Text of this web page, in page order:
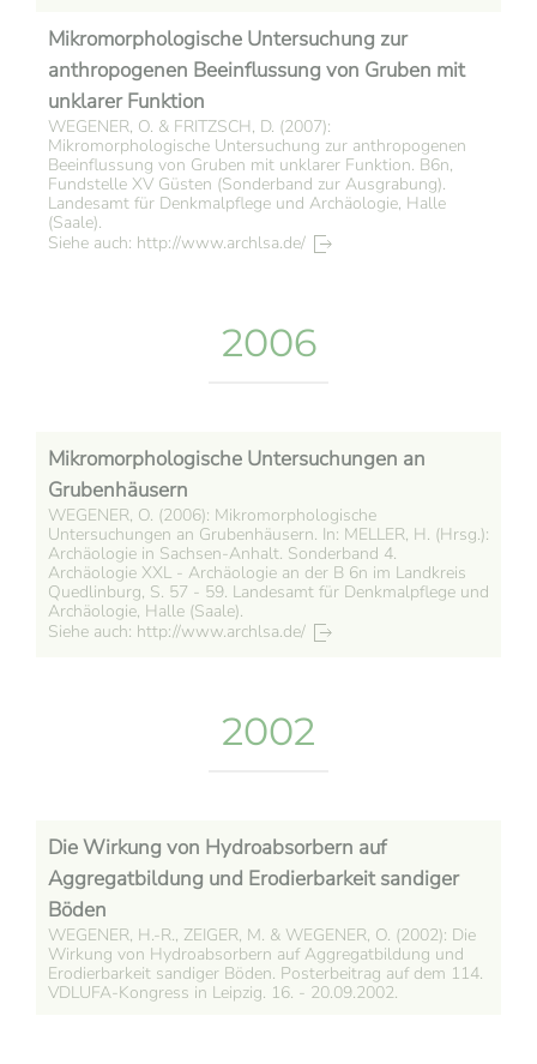
Mikromorphologische Untersuchung zur
anthropogenen Beeinflussung von Gruben mit
unklarer Funktion
WEGENER, O. & FRITZSCH, D. (2007):
Mikromorphologische Untersuchung zur anthropogenen
Beeinflussung von Gruben mit unklarer Funktion. B6n,
Fundstelle XV Güsten (Sonderband zur Ausgrabung).
Landesamt für Denkmalpflege und Archäologie, Halle
(Saale).
Siehe auch: http://www.archlsa.de/
2006
Mikromorphologische Untersuchungen an
Grubenhäusern
WEGENER, O. (2006): Mikromorphologische
Untersuchungen an Grubenhäusern. In: MELLER, H. (Hrsg.):
Archäologie in Sachsen-Anhalt. Sonderband 4.
Archäologie XXL - Archäologie an der B 6n im Landkreis
Quedlinburg, S. 57 - 59. Landesamt für Denkmalpflege und
Archäologie, Halle (Saale).
Siehe auch: http://www.archlsa.de/
2002
Die Wirkung von Hydroabsorbern auf
Aggregatbildung und Erodierbarkeit sandiger
Böden
WEGENER, H.-R., ZEIGER, M. & WEGENER, O. (2002): Die
Wirkung von Hydroabsorbern auf Aggregatbildung und
Erodierbarkeit sandiger Böden. Posterbeitrag auf dem 114.
VDLUFA-Kongress in Leipzig. 16. - 20.09.2002.